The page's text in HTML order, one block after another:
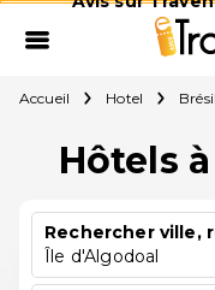
Accueil Hotel Brésil
Hôtels
Rechercher ville,
Île d'Algodoal